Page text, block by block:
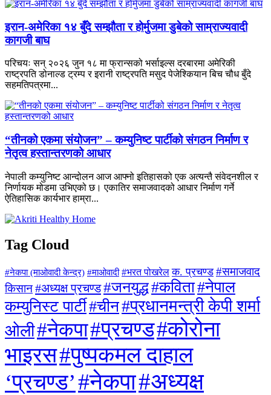
इरान-अमेरिका १४ बुँदे सम्झौता र होर्मुजमा डुबेको साम्राज्यवादी
कागजी बाघ
परिचयः सन् २०२६ जुन १८ मा फ्रान्सको भर्साइल्स दरबारमा अमेरिकी
राष्ट्रपति डोनाल्ड ट्रम्प र इरानी राष्ट्रपति मसुद पेजेश्कियान बिच चौध बुँदे
सहमतिपत्रमा...
“तीनको एकमा संयोजन” – कम्युनिष्ट पार्टीको संगठन निर्माण र
नेतृत्व हस्तान्तरणको आधार
नेपाली कम्युनिष्ट आन्दोलन आज आफ्नो इतिहासको एक अत्यन्तै संवेदनशील र
निर्णायक मोडमा उभिएको छ। एकातिर समाजवादको आधार निर्माण गर्ने
ऐतिहासिक कार्यभार हाम्रा...
Tag Cloud
#नेकपा (माओवादी केन्द्र) #माओवादी #भरत पोखरेल क. प्रचण्ड #समाजवाद
किसान#अध्यक्ष प्रचण्ड#जनयुद्ध#कविता#नेपाल
कम्युनिस्ट पार्टी#चीन#प्रधानमन्त्री केपी शर्मा
ओली#नेकपा#प्रचण्ड#कोरोना
भाइरस#पुष्पकमल दाहाल
‘प्रचण्ड’#नेकपा#अध्यक्ष